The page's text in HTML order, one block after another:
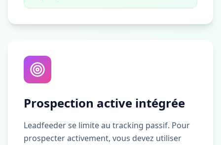
Prospection active intégrée
Leadfeeder se limite au tracking passif. Pour
prospecter activement, vous devez utiliser